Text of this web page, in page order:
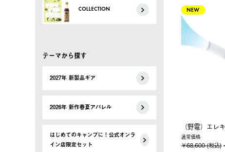
COLLECTION
テーマから探す
2027年 新製品ギア
2026年 新作春夏アパレル
はじめてのキャンプに！公式オンラ
イン店限定セット
NEW
（野電）エレ
通常価格
￥68,600 (税込)